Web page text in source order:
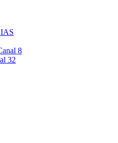
8
32